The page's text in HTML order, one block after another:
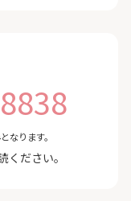
なります。
ください。